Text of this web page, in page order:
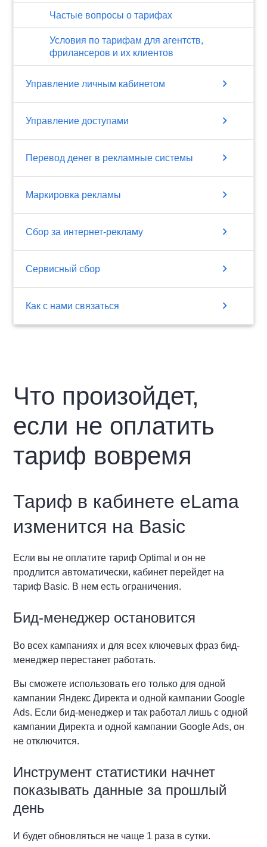
Частые вопросы о тарифах
Условия по тарифам для агентств,
фрилансеров и их клиентов
Управление личным кабинетом chevron_right
Управление доступами chevron_right
Перевод денег в рекламные системы chevron_right
Маркировка рекламы chevron_right
Сбор за интернет-рекламу chevron_right
Сервисный сбор chevron_right
Как с нами связаться chevron_right
Что произойдет,
если не оплатить
тариф вовремя
Тариф в кабинете eLama
изменится на Basic
Если вы не оплатите тариф Optimal и он не
продлится автоматически, кабинет перейдет на
тариф Basic. В нем есть ограничения.
Бид-менеджер остановится
Во всех кампаниях и для всех ключевых фраз бид-
менеджер перестанет работать.
Вы сможете использовать его только для одной
кампании Яндекс Директа и одной кампании Google
Ads. Если бид-менеджер и так работал лишь с одной
кампании Директа и одной кампании Google Ads, он
не отключится.
Инструмент статистики начнет
показывать данные за прошлый
день
И будет обновляться не чаще 1 раза в сутки.